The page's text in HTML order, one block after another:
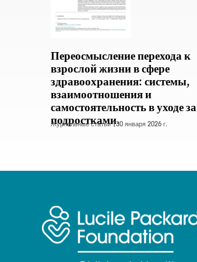
Переосмысление перехода к
взрослой жизни в сфере
здравоохранения: системы,
взаимоотношения и
самостоятельность в уходе за
подростками.
Журнальные статьи |30 января 2026 г.